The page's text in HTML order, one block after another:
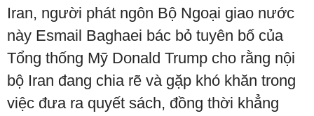
Iran, người phát ngôn Bộ Ngoại giao nước
này Esmail Baghaei bác bỏ tuyên bố của
Tổng thống Mỹ Donald Trump cho rằng nội
bộ Iran đang chia rẽ và gặp khó khăn trong
việc đưa ra quyết sách, đồng thời khẳng